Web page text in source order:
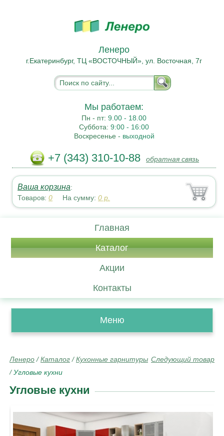
Ленеро
г.Екатеринбург, ТЦ «ВОСТОЧНЫЙ», ул. Восточная, 7г
Мы работаем:
Пн - пт:9.00 - 18.00
Суббота:9:00 - 16:00
Воскресенье - выходной
+7 (343) 310-10-88 обратная связь
Ваша корзина:
Товаров:0 На сумму:0 р.
Главная
Каталог
Акции
Контакты
Меню
Следующий товар
Ленеро /Каталог /Кухонные гарнитуры
/Угловые кухни
Угловые кухни